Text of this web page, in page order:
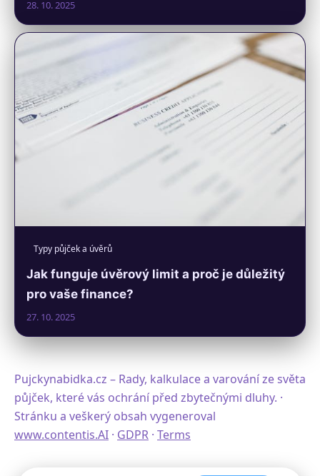
28. 10. 2025
Typy půjček a úvěrů
Jak funguje úvěrový limit a proč je důležitý
pro vaše finance?
27. 10. 2025
Pujckynabidka.cz – Rady, kalkulace a varování ze světa
půjček, které vás ochrání před zbytečnými dluhy. ·
Stránku a veškerý obsah vygeneroval
www.contentis.AI · GDPR · Terms